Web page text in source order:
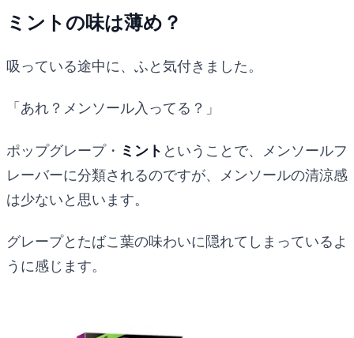
ミントの味は薄め？
吸っている途中に、ふと気付きました。
「あれ？メンソール入ってる？」
ポップグレープ・ ミント ということで、メンソールフ
レーバーに分類されるのですが、メンソールの清涼感
は少ないと思います。
グレープとたばこ葉の味わいに隠れてしまっているよ
うに感じます。